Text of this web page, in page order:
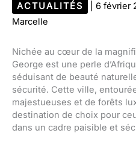
ACTUALITÉS 6 février
Marcelle
Nichée au cœur de la
George est une perle
séduisant de beauté
sécurité. Cette ville,
majestueuses et de forêts
destination de choix pour
dans un cadre paisible et